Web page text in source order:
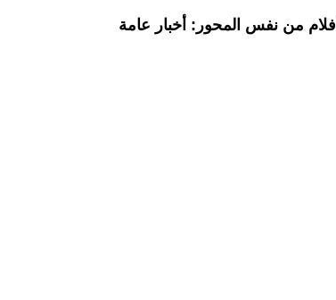
افلام من نفس المحور: أخبار عامة